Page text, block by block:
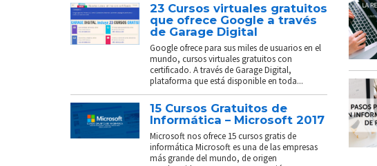
23 Cursos virtuales gratuitos
que ofrece Google a través
de Garage Digital
Google ofrece para sus miles de usuarios en el
mundo, cursos virtuales gratuitos con
certificado. A través de Garage Digital,
plataforma que está disponible en toda...
15 Cursos Gratuitos de
Informática – Microsoft 2017
Microsoft nos ofrece 15 cursos gratis de
informática Microsoft es una de las empresas
más grande del mundo, de origen